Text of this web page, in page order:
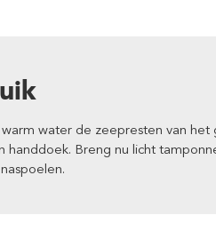
water de zeepresten van
Breng nu licht